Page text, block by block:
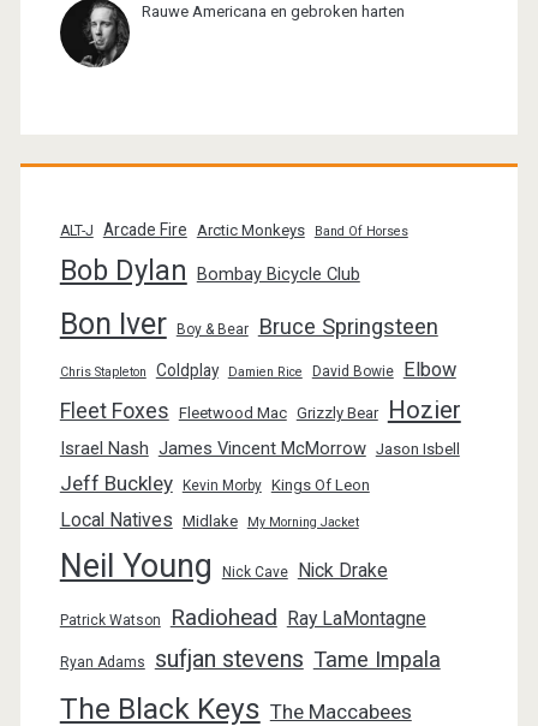
Rauwe Americana en gebroken harten
ALT-J Arcade Fire Arctic Monkeys Band Of Horses
Bob Dylan Bombay Bicycle Club
Bon Iver Boy & Bear Bruce Springsteen
Chris Stapleton Coldplay Damien Rice David Bowie Elbow
Fleet Foxes Fleetwood Mac Grizzly Bear Hozier
Israel Nash James Vincent McMorrow Jason Isbell
Jeff Buckley Kevin Morby Kings Of Leon
Local Natives Midlake My Morning Jacket
Neil Young Nick Cave Nick Drake
Patrick Watson Radiohead Ray LaMontagne
Ryan Adams sufjan stevens Tame Impala
The Black Keys The Maccabees